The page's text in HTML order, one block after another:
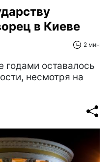
в Киеве
2 мин
годами оставалось
несмотря на